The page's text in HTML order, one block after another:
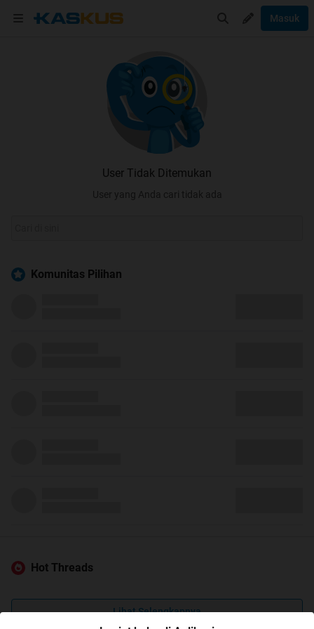
Masuk
User Tidak Ditemukan
User yang Anda cari tidak ada
Komunitas Pilihan
Hot Threads
Lihat Selengkapnya